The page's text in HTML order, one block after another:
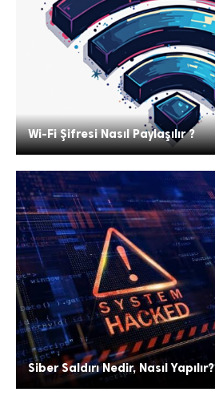
Wi-Fi Şifresi Nasıl Paylaşılır ?
Siber Saldırı Nedir, Nasıl Yapılır?